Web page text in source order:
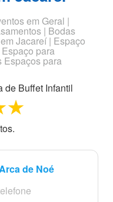
em Geral |
| Bodas
Jacareí | Espaço
para
Espaços para
de Buffet Infantil
4 stars
stars
s.
de Noé